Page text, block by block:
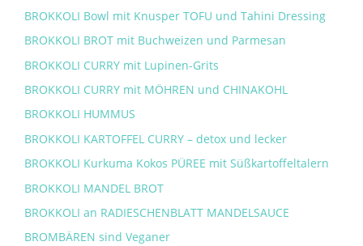
BROKKOLI Bowl mit Knusper TOFU und Tahini Dressing
BROKKOLI BROT mit Buchweizen und Parmesan
BROKKOLI CURRY mit Lupinen-Grits
BROKKOLI CURRY mit MÖHREN und CHINAKOHL
BROKKOLI HUMMUS
BROKKOLI KARTOFFEL CURRY – detox und lecker
BROKKOLI Kurkuma Kokos PÜREE mit Süßkartoffeltalern
BROKKOLI MANDEL BROT
BROKKOLI an RADIESCHENBLATT MANDELSAUCE
BROMBÄREN sind Veganer